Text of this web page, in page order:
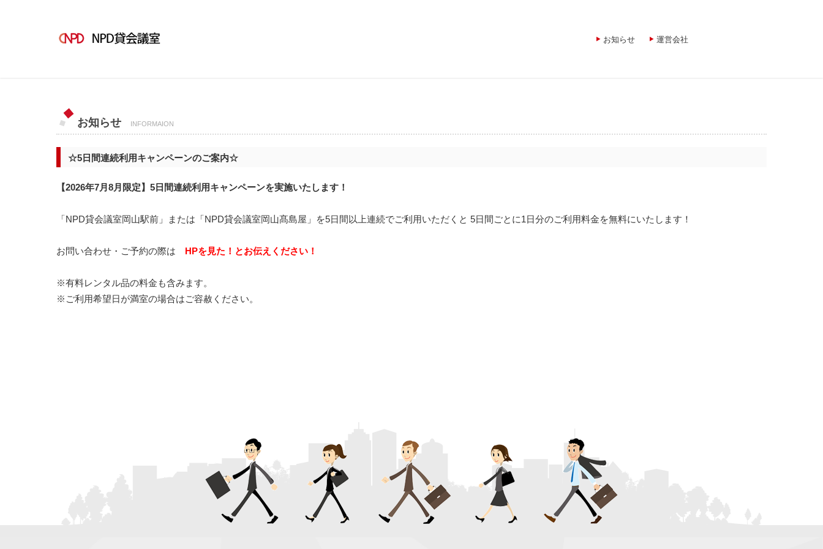
お知らせ 運営会社
お知らせ INFORMAION
☆5日間連続利用キャンペーンのご案内☆
【2026年7月8月限定】5日間連続利用キャンペーンを実施いたします！
「NPD貸会議室岡山駅前」または「NPD貸会議室岡山髙島屋」を5日間以上連続でご利用いただくと 5日間ごとに1日分のご利用料金を無料にいたします！
お問い合わせ・ご予約の際は HPを見た！とお伝えください！
※有料レンタル品の料金も含みます。
※ご利用希望日が満室の場合はご容赦ください。